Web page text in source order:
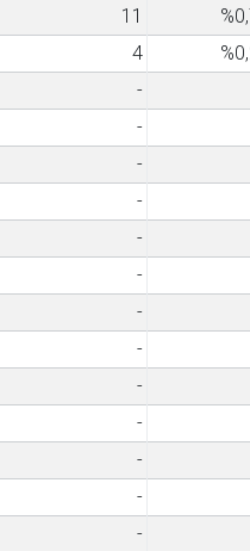
11
4
-
-
-
-
-
-
-
-
-
-
-
-
-